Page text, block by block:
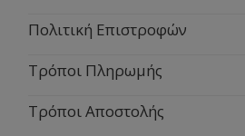
Πολιτική Επιστροφών
Τρόποι Πληρωμής
Τρόποι Αποστολής